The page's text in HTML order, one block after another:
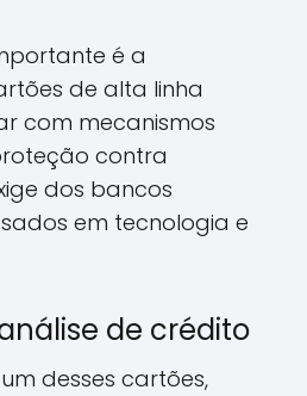
é a
de alta linha
com mecanismos
contra
dos bancos
em tecnologia e
de crédito
desses cartões,